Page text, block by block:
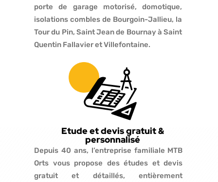
porte de garage motorisé, domotique,
isolations combles de Bourgoin-Jallieu, la
Tour du Pin, Saint Jean de Bournay à Saint
Quentin Fallavier et Villefontaine.
Etude et devis gratuit &
personnalisé
Depuis 40 ans, l’entreprise familiale MTB
Orts vous propose des études et devis
gratuit et détaillés, entièrement